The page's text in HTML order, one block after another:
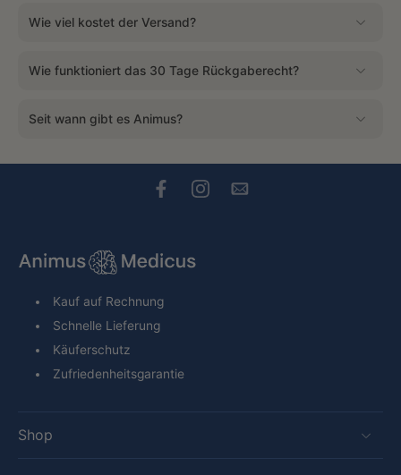
Wie viel kostet der Versand?
Wie funktioniert das 30 Tage Rückgaberecht?
Seit wann gibt es Animus?
Kauf auf Rechnung
Schnelle Lieferung
Käuferschutz
Zufriedenheitsgarantie
Shop